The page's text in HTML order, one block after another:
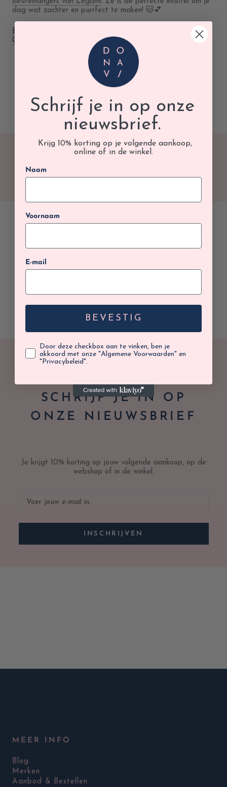
dag wat zachter en purrfect te maken! 🐱💕
Bekijk alle Knuffels
Ontdek alles van het merk Legami.
WIL JE GRAAG OP DE HOOGTE
SCHRIJF JE IN OP
ONZE NIEUWSBRIEF
Je krijgt 10% korting op jouw volgende aankoop, op de
webshop of in de winkel.
INSCHRIJVEN
MEER INFO
Blog
Merken
Aanbod & Bestellen
Schrijf je in op onze
nieuwsbrief.
Krijg 10% korting op je volgende aankoop,
online of in de winkel.
Naam
Voornaam
E-mail
BEVESTIG
Door deze checkbox aan te vinken, ben je
akkoord met onze "Algemene Voorwaarden" en
"Privacybeleid".